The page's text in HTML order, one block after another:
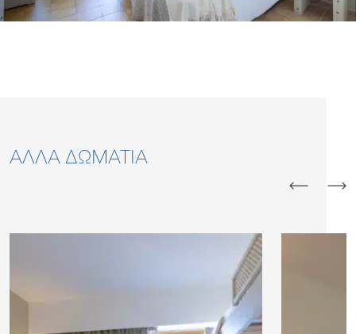
ΆΛΛΑ ΔΩΜΆΤΙΑ